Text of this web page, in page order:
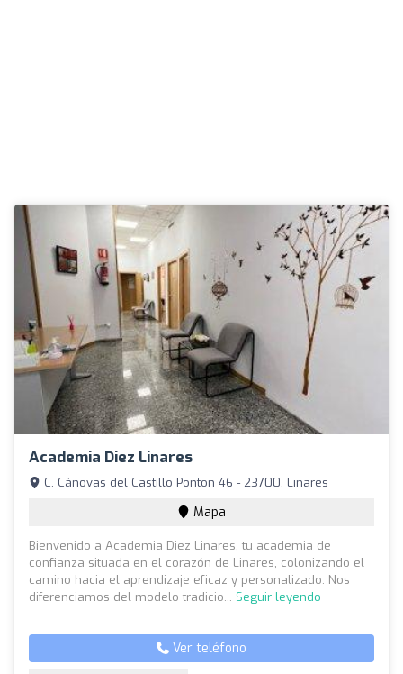
Academia Diez Linares
C. Cánovas del Castillo Ponton 46 - 23700, Linares
Mapa
Bienvenido a Academia Diez Linares, tu academia de
confianza situada en el corazón de Linares, colonizando el
camino hacia el aprendizaje eficaz y personalizado. Nos
diferenciamos del modelo tradicio... Seguir leyendo
Ver teléfono